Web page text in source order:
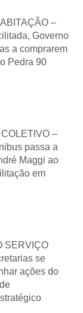
–
Governo
a comprarem
Pedra 90
–
passa a
Maggi ao
em
SERVIÇO
se
ações do